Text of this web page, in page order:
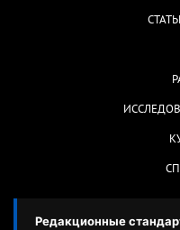
Редакционные